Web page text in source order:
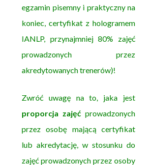
egzamin pisemny i praktyczny na
koniec, certyfikat z hologramem
IANLP, przynajmniej 80% zajęć
prowadzonych przez
akredytowanych trenerów)!
Zwróć uwagę na to, jaka jest
proporcja zajęć prowadzonych
przez osobę mającą certyfikat
lub akredytację, w stosunku do
zajęć prowadzonych przez osoby